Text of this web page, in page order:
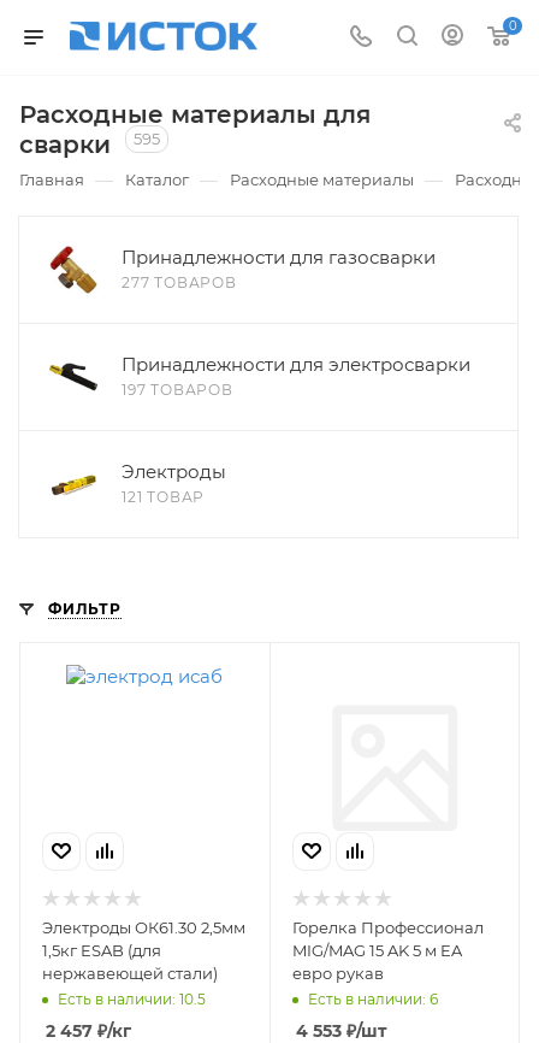
0
Расходные материалы для
сварки
595
Главная — Каталог — Расходные материалы —
Принадлежности для газосварки
277 ТОВАРОВ
Принадлежности для электросварки
197 ТОВАРОВ
Электроды
121 ТОВАР
ФИЛЬТР
Электроды ОК61.30 2,5мм
1,5кг ESAB (для
нержавеющей стали)
Есть в наличии: 10.5
2 457 ₽/кг
Горелка Профессионал
MIG/MAG 15 AK 5 м EA
евро рукав
Есть в наличии: 6
4 553₽/шт